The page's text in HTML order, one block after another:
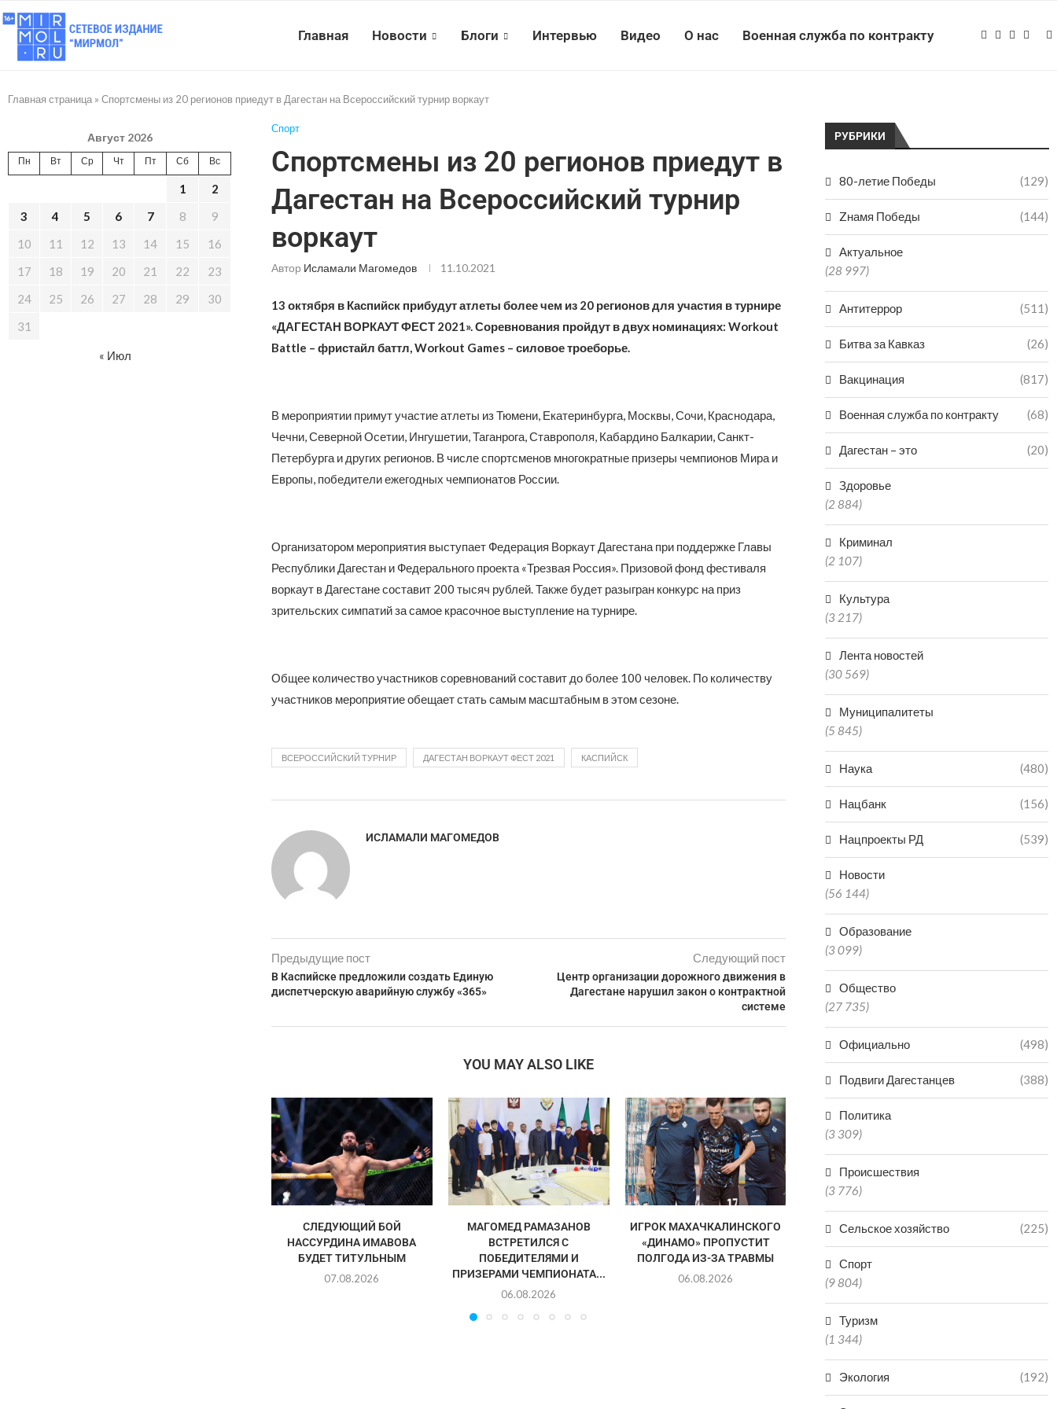
Главная Новости Блоги Интервью Видео О нас Военная служба по контракту
Главная страница » Спортсмены из 20 регионов приедут в Дагестан на Всероссийский турнир воркаут
Спорт
Спортсмены из 20 регионов приедут в
Дагестан на Всероссийский турнир
воркаут
Автор Исламали Магомедов 11.10.2021
13 октября в Каспийск прибудут атлеты более чем из 20 регионов для участия в турнире
«ДАГЕСТАН ВОРКАУТ ФЕСТ 2021». Соревнования пройдут в двух номинациях: Workout
Battle – фристайл баттл, Workout Games – силовое троеборье.
В мероприятии примут участие атлеты из Тюмени, Екатеринбурга, Москвы, Сочи, Краснодара,
Чечни, Северной Осетии, Ингушетии, Таганрога, Ставрополя, Кабардино Балкарии, Санкт-
Петербурга и других регионов. В числе спортсменов многократные призеры чемпионов Мира и
Европы, победители ежегодных чемпионатов России.
Организатором мероприятия выступает Федерация Воркаут Дагестана при поддержке Главы
Республики Дагестан и Федерального проекта «Трезвая Россия». Призовой фонд фестиваля
воркаут в Дагестане составит 200 тысяч рублей. Также будет разыгран конкурс на приз
зрительских симпатий за самое красочное выступление на турнире.
Общее количество участников соревнований составит до более 100 человек. По количеству
участников мероприятие обещает стать самым масштабным в этом сезоне.
ВСЕРОССИЙСКИЙ ТУРНИР ДАГЕСТАН ВОРКАУТ ФЕСТ 2021 КАСПИЙСК
ИСЛАМАЛИ МАГОМЕДОВ
Предыдущие пост
В Каспийске предложили создать Единую
диспетчерскую аварийную службу «365»
Следующий пост
Центр организации дорожного движения в
Дагестане нарушил закон о контрактной
системе
YOU MAY ALSO LIKE
СЛЕДУЮЩИЙ БОЙ
НАССУРДИНА ИМАВОВА
БУДЕТ ТИТУЛЬНЫМ
07.08.2026
МАГОМЕД РАМАЗАНОВ
ВСТРЕТИЛСЯ С
ПОБЕДИТЕЛЯМИ И
ПРИЗЕРАМИ ЧЕМПИОНАТА...
06.08.2026
ИГРОК МАХАЧКАЛИНСКОГО
«ДИНАМО» ПРОПУСТИТ
ПОЛГОДА ИЗ-ЗА ТРАВМЫ
06.08.2026
ГАЦАЛОВ: «ПОБЕДА НА
ГАРАНТИРУЕТ УЧАСТИЯ...
06.08.2026
АХМЕД
РУБРИКИ
80-летие Победы (129)
Zнамя Победы (144)
Актуальное
(28 997)
Антитеррор (511)
Битва за Кавказ (26)
Вакцинация (817)
Военная служба по контракту (68)
Дагестан – это (20)
Здоровье
(2 884)
Криминал
(2 107)
Культура
(3 217)
Лента новостей
(30 569)
Муниципалитеты
(5 845)
Наука (480)
Нацбанк (156)
Нацпроекты РД (539)
Новости
(56 144)
Образование
(3 099)
Общество
(27 735)
Официально (498)
Подвиги Дагестанцев (388)
Политика
(3 309)
Происшествия
(3 776)
Сельское хозяйство (225)
Спорт
(9 804)
Туризм
(1 344)
Экология (192)
Август 2026
Пн Вт Ср Чт Пт Сб Вс
1
2
3
4 5 6 7 8
9
10
11 12 13 14 15
16
17
18 19 20 21 22
23
24
25 26 27 28 29
30
31
« Июл